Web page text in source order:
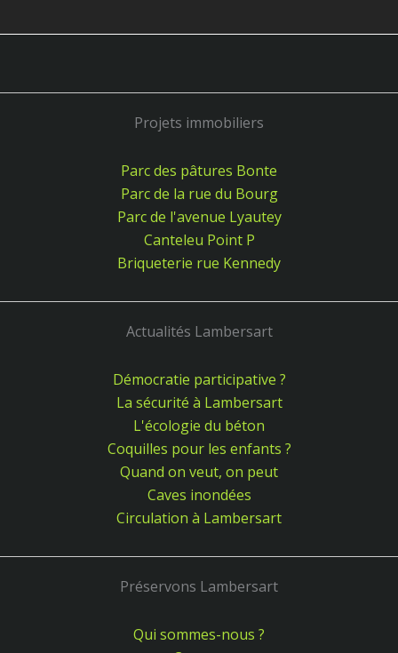
Projets immobiliers
Parc des pâtures Bonte
Parc de la rue du Bourg
Parc de l'avenue Lyautey
Canteleu Point P
Briqueterie rue Kennedy
Actualités Lambersart
Démocratie participative ?
La sécurité à Lambersart
L'écologie du béton
Coquilles pour les enfants ?
Quand on veut, on peut
Caves inondées
Circulation à Lambersart
Préservons Lambersart
Qui sommes-nous ?